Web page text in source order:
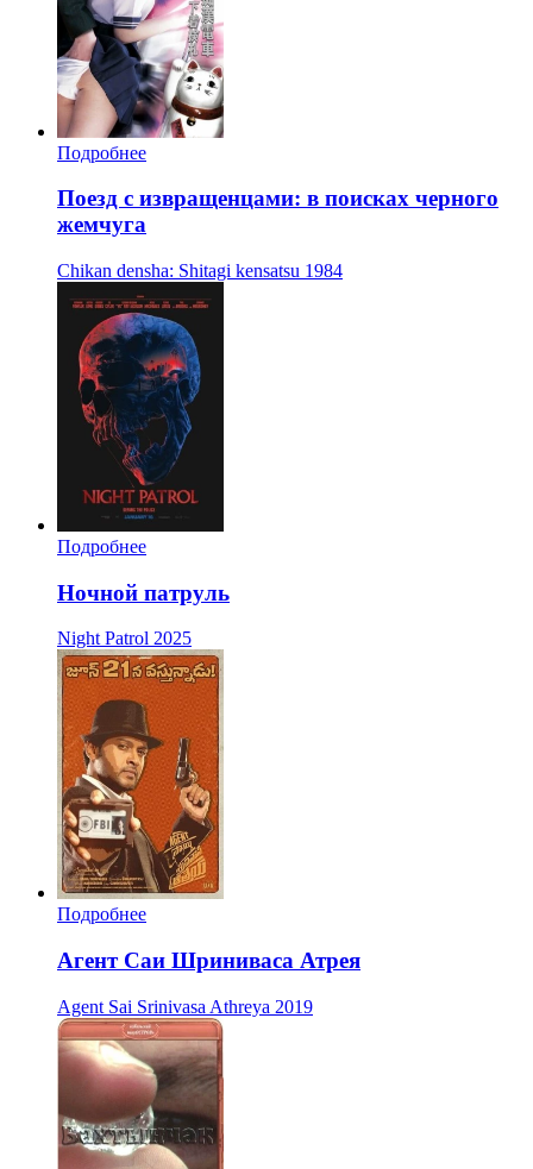
Подробнее
Поезд с извращенцами: в поисках черного
жемчуга
Chikan densha: Shitagi kensatsu 1984
Подробнее
Ночной патруль
Night Patrol 2025
Подробнее
Агент Саи Шриниваса Атрея
Agent Sai Srinivasa Athreya 2019